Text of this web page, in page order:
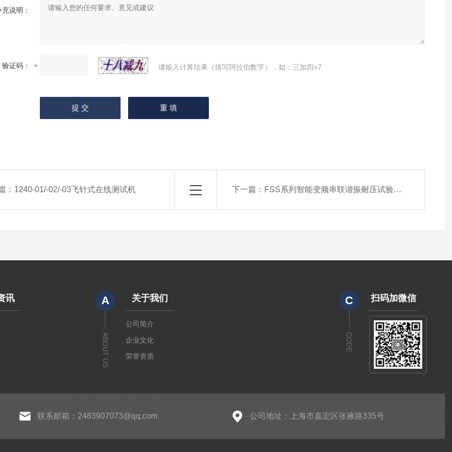
充说明：
验证码： 请输入计算结果（填写阿拉伯数字），如：三加四=7
： 1240-01/-02/-03飞针式在线测试机 下一篇： FSS系列智能变频串联谐振耐压试验装置
讯 A
ABOUT US
关于我们
公司简介
企业文化
荣誉资质
C
CODE
扫码加微信
联系邮箱：2483907073@qq.com 公司地址：上海市嘉定区张掖路335号